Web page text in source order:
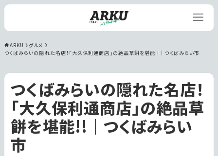
ARKU
グルメ
つくばみらいの隠れた名店！「大久保利通商店」の絶品草餅を堪能!!｜つくばみらい市
つくばみらいの隠れた名店！
「大久保利通商店」の絶品草
餅を堪能!!｜つくばみらい
市